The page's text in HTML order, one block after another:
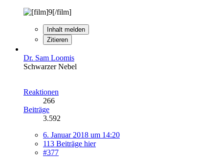
Inhalt melden
Zitieren
Dr. Sam Loomis
Schwarzer Nebel
Reaktionen
266
Beiträge
3.592
6. Januar 2018 um 14:20
113 Beiträge hier
#377